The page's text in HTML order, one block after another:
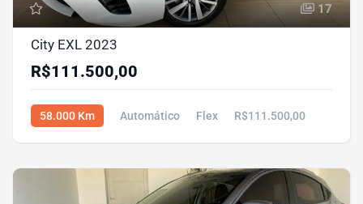
17
City EXL 2023
R$111.500,00
58.000 Km Automático Flex R$111.500,00